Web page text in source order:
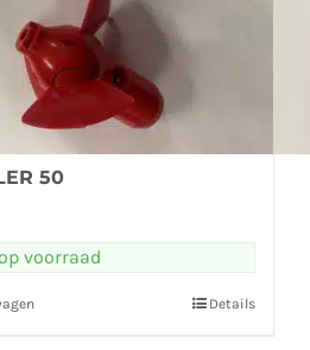
50
voorraad
Details